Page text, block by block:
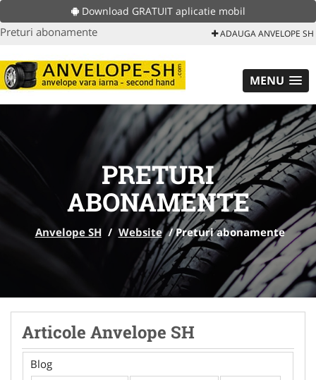
Download GRATUIT aplicatie mobil
Preturi abonamente ADAUGA ANVELOPE SH
MENU
PRETURI
ABONAMENTE
Anvelope SH / Website /Preturi abonamente
Articole Anvelope SH
Blog